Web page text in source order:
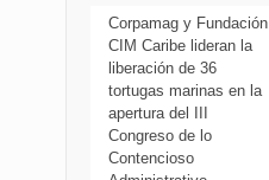
Corpamag y Fundación
CIM Caribe lideran la
liberación de 36
tortugas marinas en la
apertura del III
Congreso de lo
Contencioso